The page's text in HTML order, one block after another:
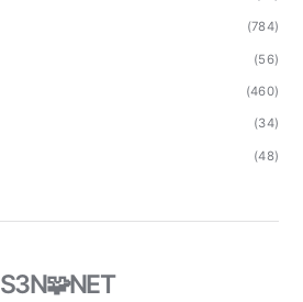
(784)
(56)
(460)
(34)
(48)
S3N🧩NET